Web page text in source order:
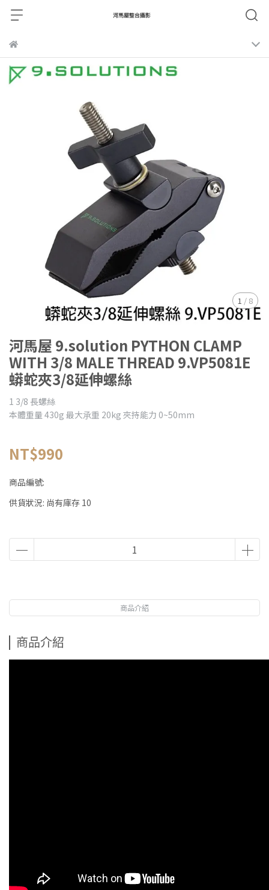
1 / 8
河馬屋 9.solution PYTHON CLAMP
WITH 3/8 MALE THREAD 9.VP5081E
蟒蛇夾3/8延伸螺絲
1 3/8 長螺絲
本體重量 430g 最大𠄘重 20kg 夾持能力 0~50mm
NT$990
商品編號:
供貨狀況: 尚有庫存 10
商品介紹
商品介紹